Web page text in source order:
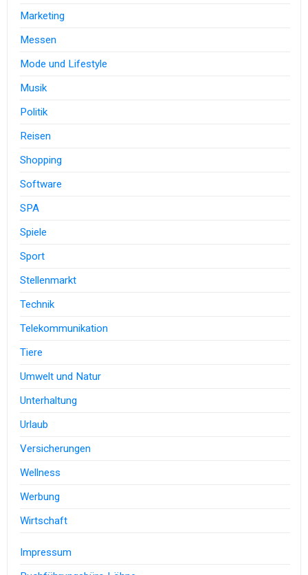
Marketing
Messen
Mode und Lifestyle
Musik
Politik
Reisen
Shopping
Software
SPA
Spiele
Sport
Stellenmarkt
Technik
Telekommunikation
Tiere
Umwelt und Natur
Unterhaltung
Urlaub
Versicherungen
Wellness
Werbung
Wirtschaft
Impressum